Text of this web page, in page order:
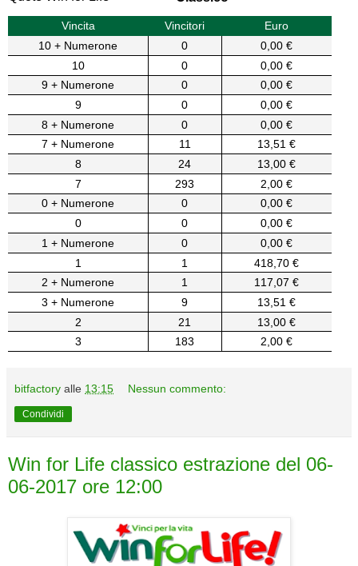
Vincita Vincitori
Euro
10 + Numerone
0
0,00 €
10
0
0,00 €
9 + Numerone
0
0,00 €
9
0
0,00 €
8 + Numerone
0
0,00 €
7 + Numerone
11
13,51 €
8
24
13,00 €
7
293
2,00 €
0 + Numerone
0
0,00 €
0
0
0,00 €
1 + Numerone
0
0,00 €
1
1
418,70 €
2 + Numerone
1
117,07 €
3 + Numerone
9
13,51 €
2
21
13,00 €
3
183 2,00 €
bitfactory alle 13:15 Nessun commento:
Condividi
Win for Life classico estrazione del 06-
06-2017 ore 12:00